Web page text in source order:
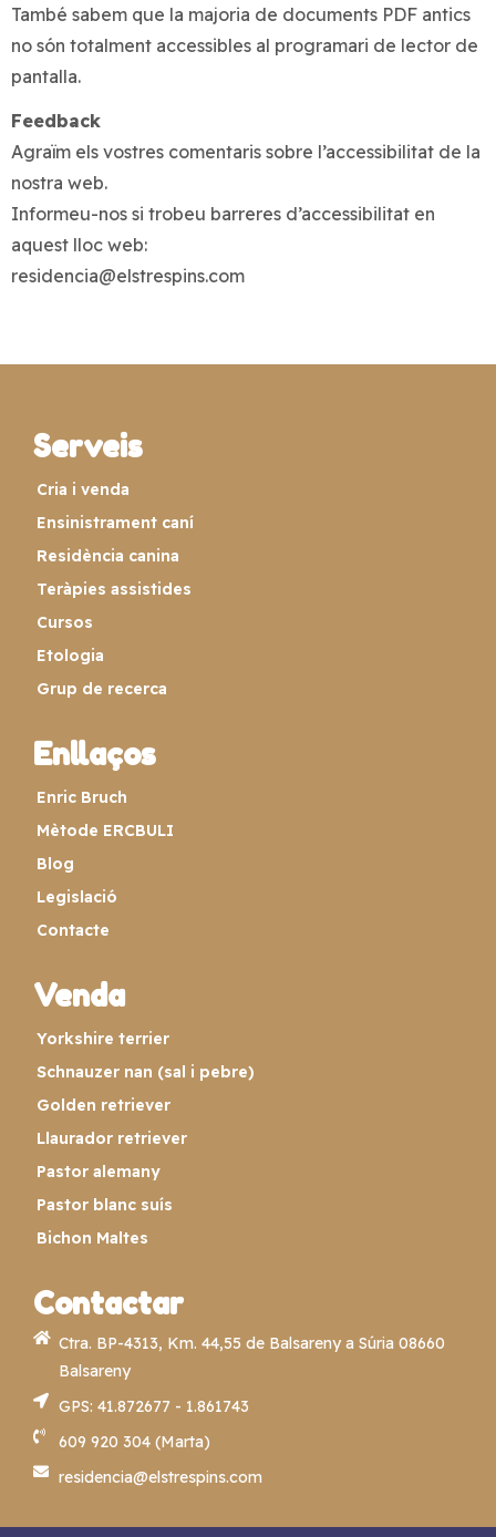
També sabem que la majoria de documents PDF antics
no són totalment accessibles al programari de lector de
pantalla.
Feedback
Agraïm els vostres comentaris sobre l’accessibilitat de la
nostra web.
Informeu-nos si trobeu barreres d’accessibilitat en
aquest lloc web:
residencia@elstrespins.com
Serveis
Cria i venda
Ensinistrament caní
Residència canina
Teràpies assistides
Cursos
Etologia
Grup de recerca
Enllaços
Enric Bruch
Mètode ERCBULI
Blog
Legislació
Contacte
Venda
Yorkshire terrier
Schnauzer nan (sal i pebre)
Golden retriever
Llaurador retriever
Pastor alemany
Pastor blanc suís
Bichon Maltes
Contactar
Ctra. BP-4313, Km. 44,55 de Balsareny a Súria 08660
Balsareny
GPS: 41.872677 - 1.861743
609 920 304 (Marta)
residencia@elstrespins.com